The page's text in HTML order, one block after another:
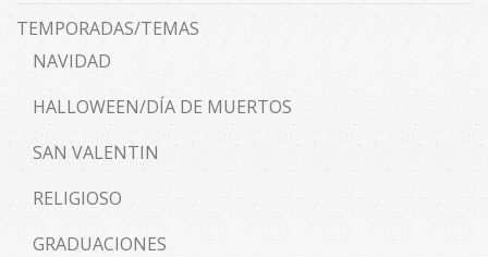
TEMPORADAS/TEMAS
NAVIDAD
HALLOWEEN/DÍA DE MUERTOS
SAN VALENTIN
RELIGIOSO
GRADUACIONES